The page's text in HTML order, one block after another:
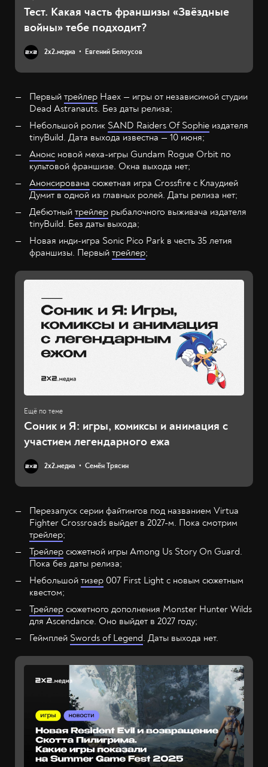
Тест. Какая часть франшизы «Звёздные
войны» тебе подходит?
2х2.медиа Евгений Белоусов
Первый трейлер Haex — игры от независимой студии
Dead Astranauts. Без даты релиза;
Небольшой ролик SAND Raiders Of Sophie издателя
tinyBuild. Дата выхода известна — 10 июня;
Анонс новой меха-игры Gundam Rogue Orbit по
культовой франшизе. Окна выхода нет;
Анонсирована сюжетная игра Crossfire с Клаудией
Думит в одной из главных ролей. Даты релиза нет;
Дебютный трейлер рыбалочного выживача издателя
tinyBuild. Без даты выхода;
Новая инди-игра Sonic Pico Park в честь 35 летия
франшизы. Первый трейлер;
Соник и Я: игры, комиксы и анимация с
участием легендарного ежа
2х2.медиа Семён Трясин
Перезапуск серии файтингов под названием Virtua
Fighter Crossroads выйдет в 2027-м. Пока смотрим
трейлер;
Трейлер сюжетной игры Among Us Story On Guard.
Пока без даты релиза;
Небольшой тизер 007 First Light с новым сюжетным
квестом;
Трейлер сюжетного дополнения Monster Hunter Wilds
для Ascendance. Оно выйдет в 2027 году;
Геймплей Swords of Legend. Даты выхода нет.